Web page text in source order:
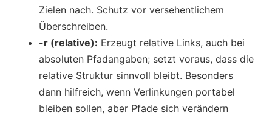
Zielen nach. Schutz vor versehentlichem
Überschreiben.
-r (relative): Erzeugt relative Links, auch bei
absoluten Pfadangaben; setzt voraus, dass die
relative Struktur sinnvoll bleibt. Besonders
dann hilfreich, wenn Verlinkungen portabel
bleiben sollen, aber Pfade sich verändern